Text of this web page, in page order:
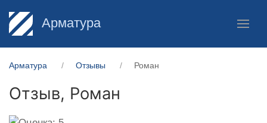
Арматура
Арматура Отзывы Роман
Отзыв, Роман